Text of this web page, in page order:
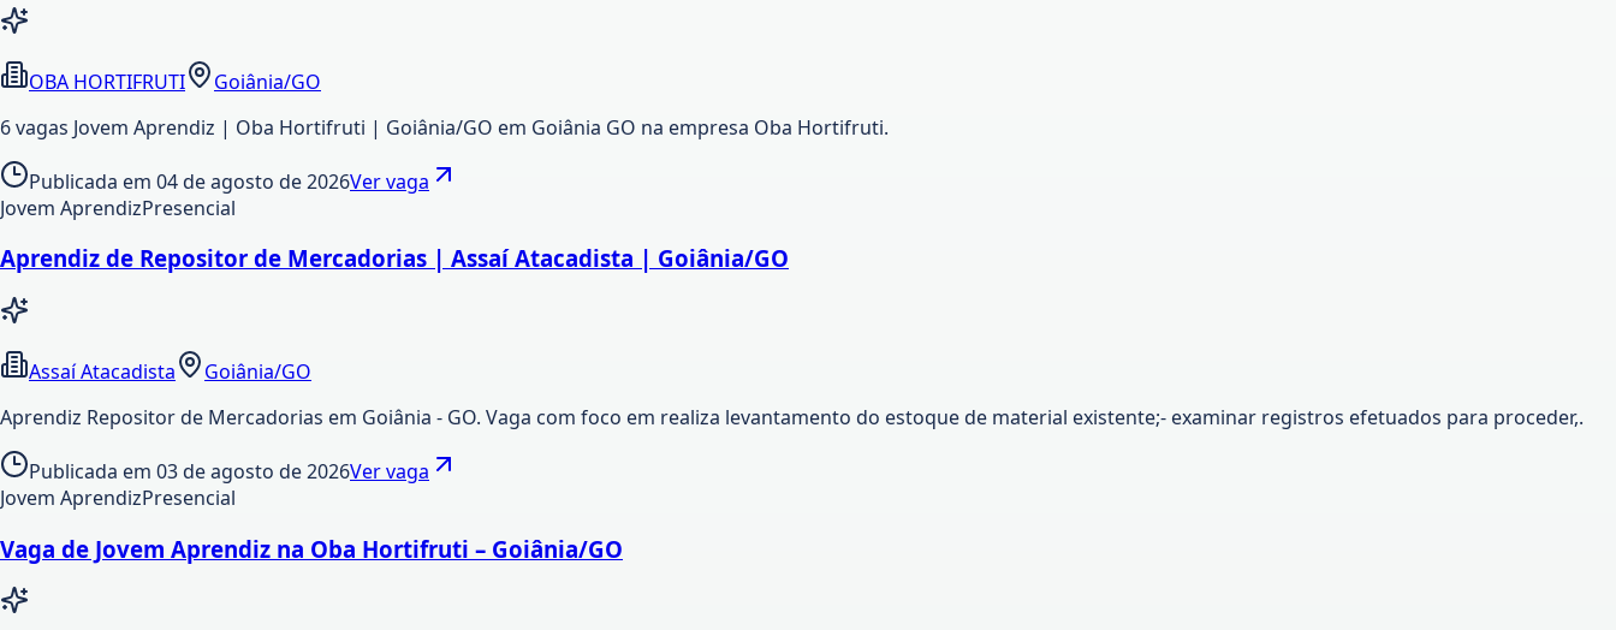
OBA HORTIFRUTI
Goiânia/GO
6 vagas Jovem Aprendiz | Oba Hortifruti | Goiânia/GO em Goiânia GO na empresa Oba Hortifruti.
Publicada em 04 de agosto de 2026Ver vaga
Jovem AprendizPresencial
Aprendiz de Repositor de Mercadorias | Assaí Atacadista | Goiânia/GO
Assaí Atacadista
Goiânia/GO
Aprendiz Repositor de Mercadorias em Goiânia - GO. Vaga com foco em realiza levantamento do estoque de material existente;- examinar registros efetuados para proceder,.
Publicada em 03 de agosto de 2026Ver vaga
Jovem AprendizPresencial
Vaga de Jovem Aprendiz na Oba Hortifruti – Goiânia/GO